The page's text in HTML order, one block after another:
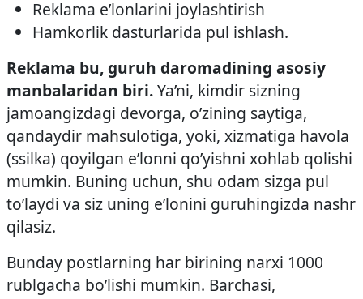
Reklama e’lonlarini joylashtirish
Hamkorlik dasturlarida pul ishlash.
Reklama bu, guruh daromadining asosiy
manbalaridan biri.Ya’ni, kimdir sizning
jamoangizdagi devorga, o’zining saytiga,
qandaydir mahsulotiga, yoki, xizmatiga havola
(ssilka) qoyilgan e’lonni qo’yishni xohlab qolishi
mumkin. Buning uchun, shu odam sizga pul
to’laydi va siz uning e’lonini guruhingizda nashr
qilasiz.
Bunday postlarning har birining narxi 1000
rublgacha bo’lishi mumkin. Barchasi,